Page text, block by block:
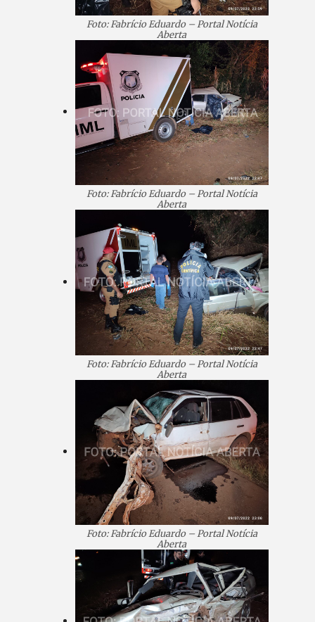
Foto: Fabrício Eduardo – Portal Notícia
Aberta
Foto: Fabrício Eduardo – Portal Notícia
Aberta
Foto: Fabrício Eduardo – Portal Notícia
Aberta
Foto: Fabrício Eduardo – Portal Notícia
Aberta